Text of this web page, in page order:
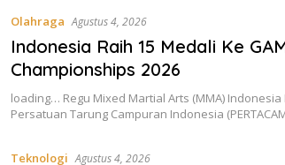
Olahraga Agustus 4, 2026
Indonesia Raih 15 Medali Ke
Championships 2026
loading… Regu Mixed Martial Arts (MMA)
Persatuan Tarung Campuran Indonesia
Teknologi Agustus 4, 2026